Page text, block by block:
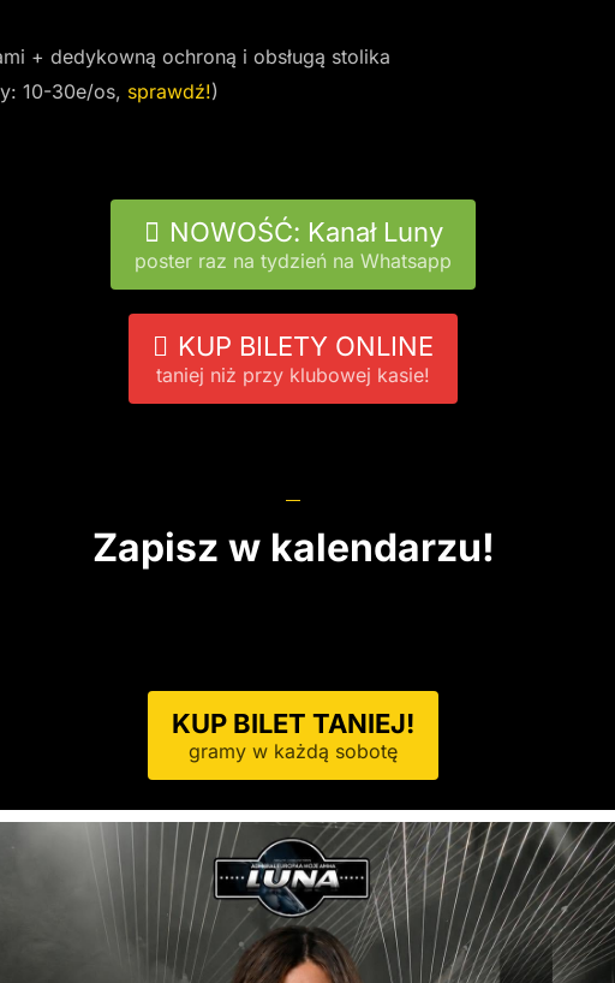
+ dedykowną ochroną i obsługą stolika
10-30e/os, sprawdź!)
NOWOŚĆ: Kanał Luny
poster raz na tydzień na Whatsapp
KUP BILETY ONLINE
taniej niż przy klubowej kasie!
Zapisz w kalendarzu!
KUP BILET TANIEJ!
gramy w każdą sobotę